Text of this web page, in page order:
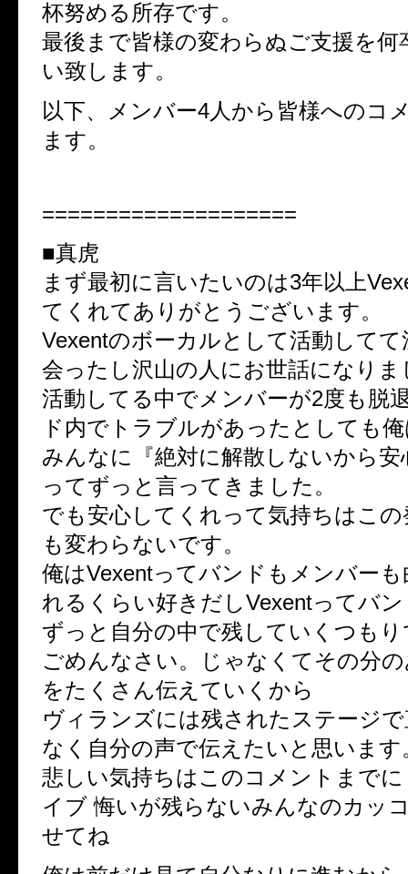
杯努める所存です。
最後まで皆様の変わらぬご支援を何
い致します。
以下、メンバー4人から皆様へのコ
ます。
====================
■真虎
まず最初に言いたいのは3年以上
てくれてありがとうございます。
Vexentのボーカルとして活動して
会ったし沢山の人にお世話になりま
活動してる中でメンバーが2度も脱
ド内でトラブルがあったとしても
みんなに『絶対に解散しないから
ってずっと言ってきました。
でも安心してくれって気持ちはこ
も変わらないです。
俺はVexentってバンドもメンバー
れるくらい好きだしVexentってバ
ずっと自分の中で残していくつも
ごめんなさい。じゃなくてその分
をたくさん伝えていくから
ヴィランズには残されたステージ
なく自分の声で伝えたいと思います
悲しい気持ちはこのコメントまで
イブ 悔いが残らないみんなのカッ
せてね